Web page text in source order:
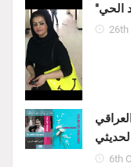
الحي
26th
6th